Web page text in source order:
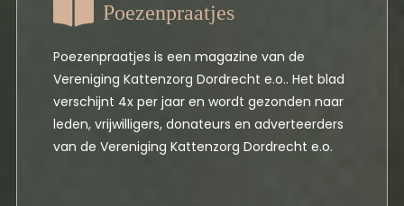
Poezenpraatjes
Poezenpraatjes is een magazine van de
Vereniging Kattenzorg Dordrecht e.o.. Het blad
verschijnt 4x per jaar en wordt gezonden naar
leden, vrijwilligers, donateurs en adverteerders
van de Vereniging Kattenzorg Dordrecht e.o.